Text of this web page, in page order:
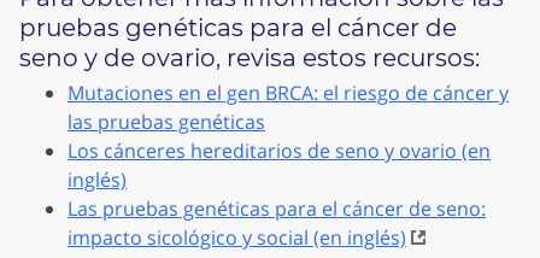
pruebas genéticas para el cáncer de
seno y de ovario, revisa estos recursos:
Mutaciones en el gen BRCA: el riesgo de cáncer y
las pruebas genéticas
Los cánceres hereditarios de seno y ovario (en
inglés)
Las pruebas genéticas para el cáncer de seno:
impacto sicológico y social (en inglés)